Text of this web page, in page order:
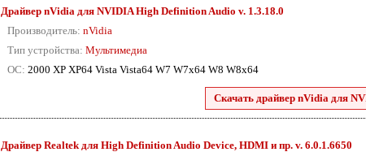
Драйвер nVidia для NVIDIA High Definition Audio v. 1.3.18.0
Производитель: nVidia
Тип устройства: Мультимедиа
ОС: 2000 XP XP64 Vista Vista64 W7 W7x64 W8 W8x64
Скачать драйвер nVidia для
Драйвер Realtek для High Definition Audio Device, HDMI и пр. v. 6.0.1.6650